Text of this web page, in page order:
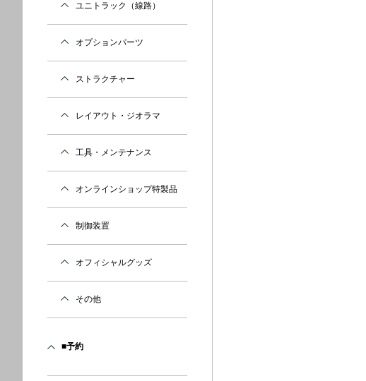
ユニトラック（線路）
オプションパーツ
ストラクチャー
レイアウト・ジオラマ
工具・メンテナンス
オンラインショップ特製品
制御装置
オフィシャルグッズ
その他
■予約